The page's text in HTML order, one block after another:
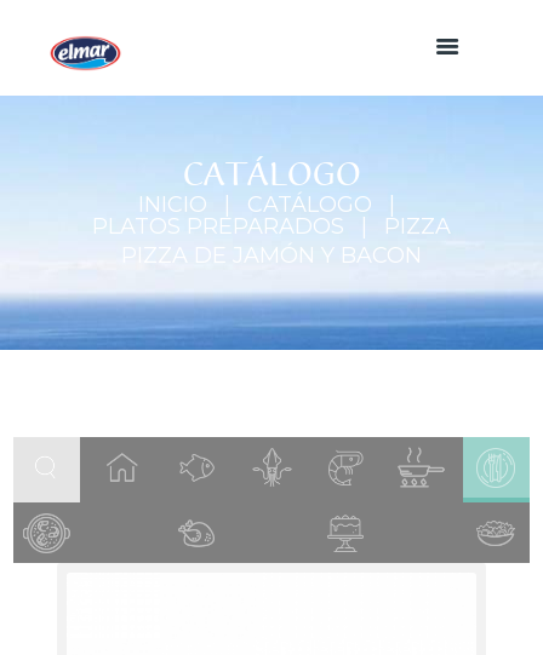
CATÁLOGO
INICIO
CATÁLOGO
PLATOS PREPARADOS
PIZZA
PIZZA DE JAMÓN Y BACON